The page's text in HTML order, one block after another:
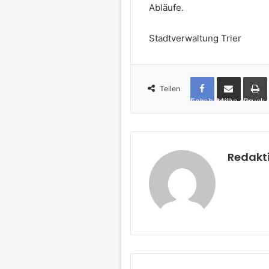
Abläufe.
Stadtverwaltung Trier
Teilen
Facebook per Mail teilen Drucken